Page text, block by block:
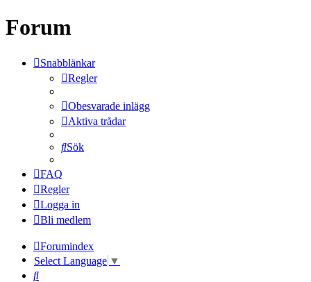
Forum
Snabblänkar
Regler
Obesvarade inlägg
Aktiva trådar
Sök
FAQ
Regler
Logga in
Bli medlem
Forumindex
Select Language ▼
Sök